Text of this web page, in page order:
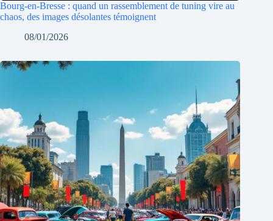
Bourg-en-Bresse : quand un rassemblement de tuning vire au
chaos, des images désolantes témoignent
08/01/2026